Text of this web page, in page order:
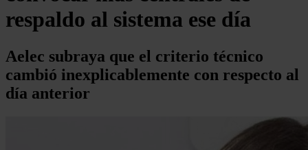
respaldo al sistema ese día
Aelec subraya que el criterio técnico
cambió inexplicablemente con respecto al
día anterior